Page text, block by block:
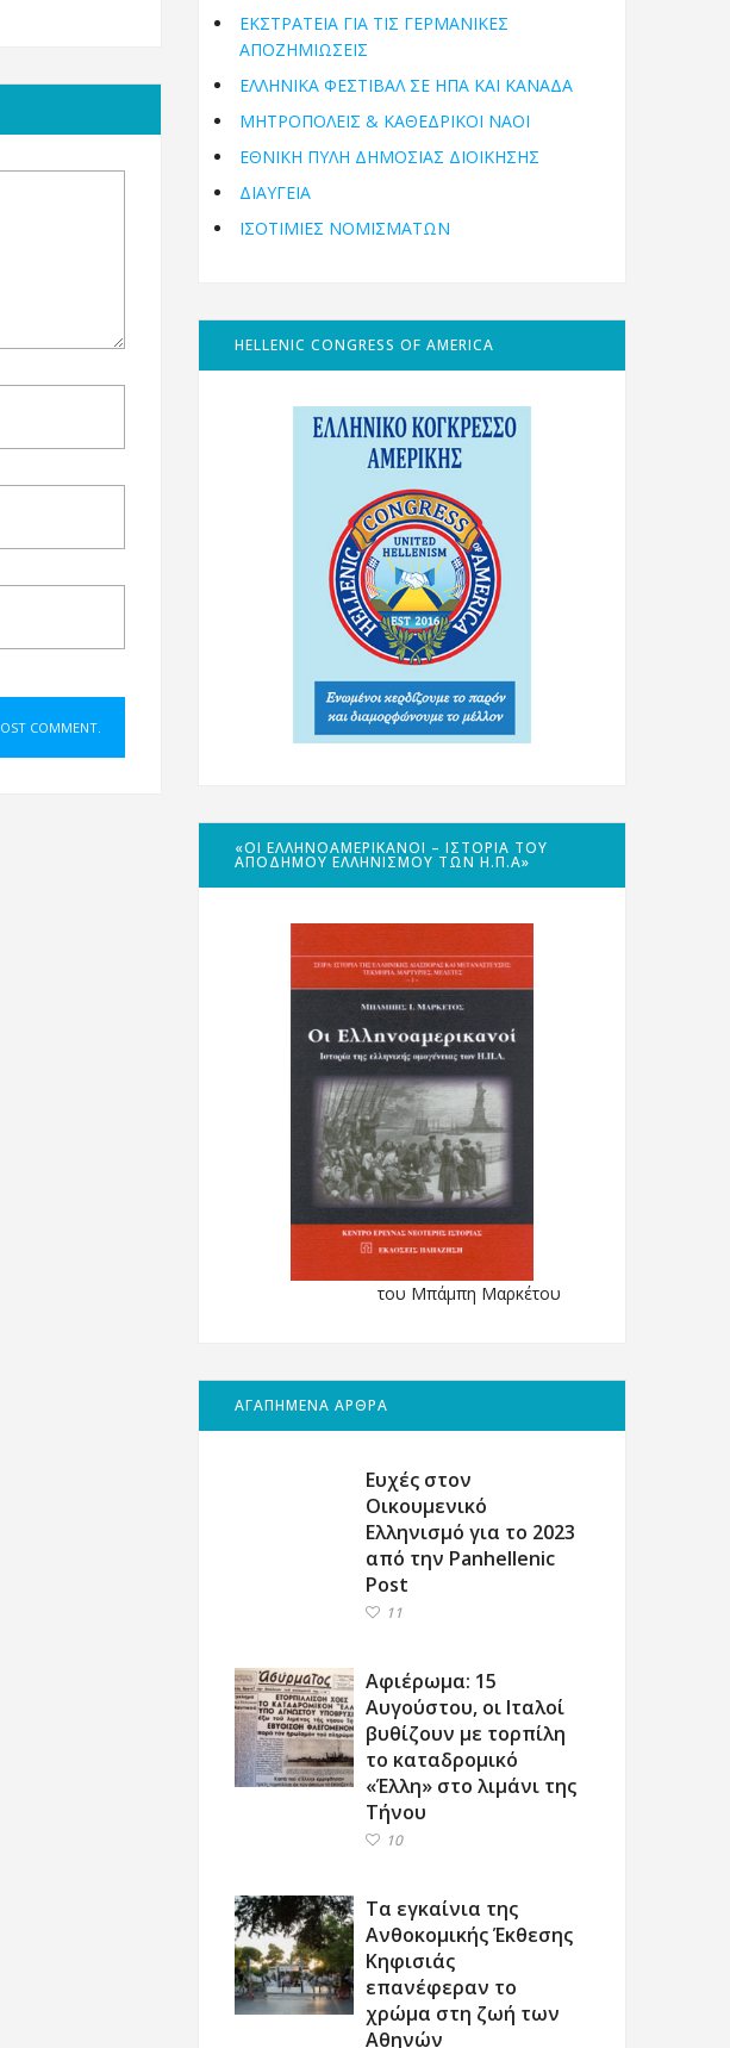
ΕΚΣΤΡΑΤΕΙΑ ΓΙΑ ΤΙΣ ΓΕΡΜΑΝΙΚΕΣ
ΑΠΟΖΗΜΙΩΣΕΙΣ
ΕΛΛΗΝΙΚΆ ΦΕΣΤΙΒΆΛ ΣΕ ΗΠΑ ΚΑΙ ΚΑΝΑΔΑ
ΜΗΤΡΟΠΌΛΕΙΣ & ΚΑΘΕΔΡΙΚΟΊ ΝΑΟΊ
ΕΘΝΙΚΉ ΠΎΛΗ ΔΗΜΌΣΙΑΣ ΔΙΟΊΚΗΣΗΣ
ΔΙΑΥΓΕΙΑ
ΙΣΟΤΙΜΙΕΣ ΝΟΜΙΣΜΑΤΩΝ
HELLENIC CONGRESS OF AMERICA
«ΟΙ ΕΛΛΗΝΟΑΜΕΡΙΚΑΝΟΊ – ΙΣΤΟΡΊΑ ΤΟΥ
ΑΠΌΔΗΜΟΥ ΕΛΛΗΝΙΣΜΟΎ ΤΩΝ Η.Π.Α»
του Μπάμπη Μαρκέτου
ΑΓΑΠΗΜΕΝΑ ΑΡΘΡΑ
Ευχές στον
Οικουμενικό
Ελληνισμό για το 2023
από την Panhellenic
Post
11
Αφιέρωμα: 15
Αυγούστου, οι Ιταλοί
βυθίζουν με τορπίλη
το καταδρομικό
«Έλλη» στο λιμάνι της
Τήνου
10
Τα εγκαίνια της
Ανθοκομικής Έκθεσης
Κηφισιάς
επανέφεραν το
χρώμα στη ζωή των
Αθηνών